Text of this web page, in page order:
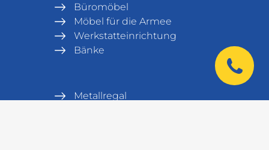
Büromöbel
Möbel für die Armee
Werkstatteinrichtung
Bänke
Metallregal